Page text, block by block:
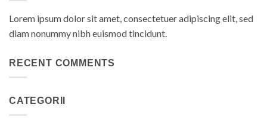
Lorem ipsum dolor sit amet, consectetuer adipiscing elit, sed
diam nonummy nibh euismod tincidunt.
RECENT COMMENTS
CATEGORII